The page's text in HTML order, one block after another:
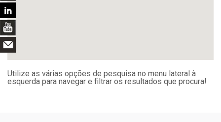
Utilize as várias opções de pesquisa no menu lateral à
esquerda para navegar e filtrar os resultados que procura!